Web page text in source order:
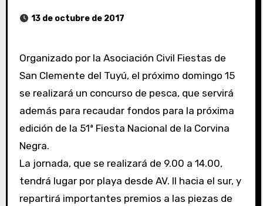
13 de octubre de 2017
Organizado por la Asociación Civil Fiestas de
San Clemente del Tuyú, el próximo domingo 15
se realizará un concurso de pesca, que servirá
además para recaudar fondos para la próxima
edición de la 51ª Fiesta Nacional de la Corvina
Negra.
La jornada, que se realizará de 9.00 a 14.00,
tendrá lugar por playa desde AV. II hacia el sur, y
repartirá importantes premios a las piezas de